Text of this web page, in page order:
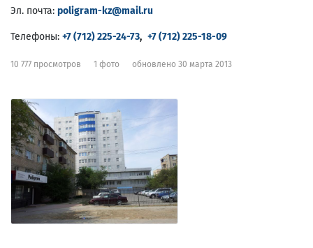
Эл. почта: poligram-kz@mail.ru
Телефоны: +7 (712) 225-24-73, +7 (712) 225-18-09
10 777 просмотров 1 фото обновлено 30 марта 2013